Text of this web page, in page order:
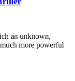
an unknown,
more powerful